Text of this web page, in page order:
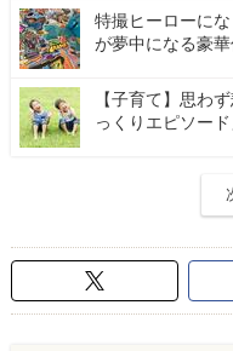
特撮ヒーローに
が夢中になる豪
【子育て】思わ
っくりエピソー